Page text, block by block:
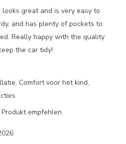
great and is very easy to
and has plenty of pockets to
Really happy with the quality
the car tidy!
Comfort voor het kind,
empfehlen.